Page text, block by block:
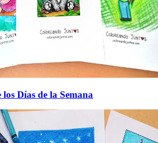
Días de la Semana